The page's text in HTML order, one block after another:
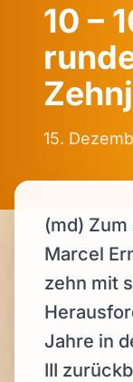
10 –
15.
(md)
Marcel
zehn mit
Jahre in
III